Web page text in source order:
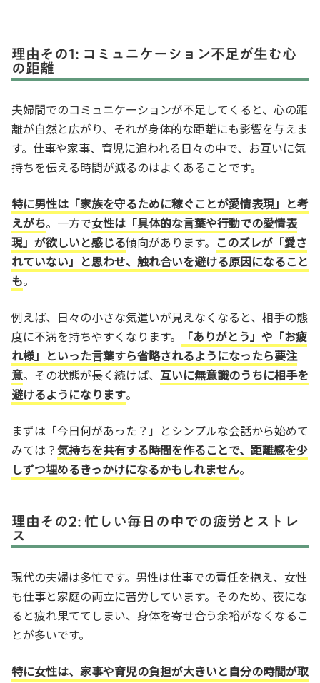
理由その1: コミュニケーション不足が生む心
の距離
夫婦間でのコミュニケーションが不足してくると、心の距
離が自然と広がり、それが身体的な距離にも影響を与えま
す。仕事や家事、育児に追われる日々の中で、お互いに気
持ちを伝える時間が減るのはよくあることです。
特に男性は「家族を守るために稼ぐことが愛情表現」と考
えがち。一方で女性は「具体的な言葉や行動での愛情表
現」が欲しいと感じる傾向があります。 このズレが「愛さ
れていない」と思わせ、触れ合いを避ける原因になること
も。
例えば、日々の小さな気遣いが見えなくなると、相手の態
度に不満を持ちやすくなります。
「ありがとう」や「お疲
れ様」といった言葉すら省略されるようになったら要注
意。その状態が長く続けば、 互いに無意識のうちに相手を
避けるようになります。
まずは「今日何があった？」とシンプルな会話から始めて
みては？ 気持ちを共有する時間を作ることで、距離感を少
しずつ埋めるきっかけになるかもしれません。
理由その2: 忙しい毎日の中での疲労とストレ
ス
現代の夫婦は多忙です。男性は仕事での責任を抱え、女性
も仕事と家庭の両立に苦労しています。そのため、夜にな
ると疲れ果ててしまい、身体を寄せ合う余裕がなくなるこ
とが多いです。
特に女性は、家事や育児の負担が大きいと自分の時間が取